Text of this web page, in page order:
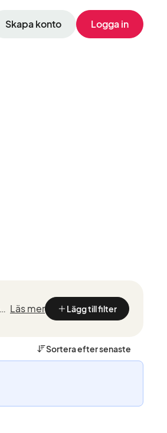
Skapa konto Logga in
Volvo Selekt är begagnade bilar hos auktoriserade Volvohandlare. De har genomgått omfattande kontroller, har en komplett servicehistorik och rikstäckande garanti. Läs mer Lägg till filter
Sortera eftersenaste